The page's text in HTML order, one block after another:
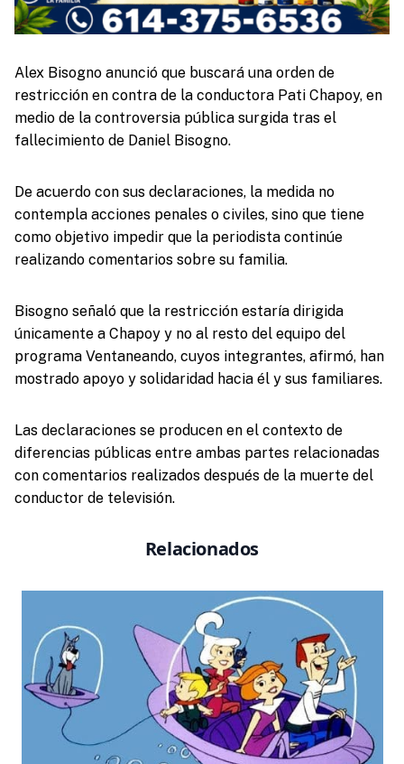
Alex Bisogno anunció que buscará una orden de
restricción en contra de la conductora Pati Chapoy, en
medio de la controversia pública surgida tras el
fallecimiento de Daniel Bisogno.
De acuerdo con sus declaraciones, la medida no
contempla acciones penales o civiles, sino que tiene
como objetivo impedir que la periodista continúe
realizando comentarios sobre su familia.
Bisogno señaló que la restricción estaría dirigida
únicamente a Chapoy y no al resto del equipo del
programa Ventaneando, cuyos integrantes, afirmó, han
mostrado apoyo y solidaridad hacia él y sus familiares.
Las declaraciones se producen en el contexto de
diferencias públicas entre ambas partes relacionadas
con comentarios realizados después de la muerte del
conductor de televisión.
Relacionados